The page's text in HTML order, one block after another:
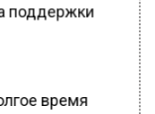
поддержки
время